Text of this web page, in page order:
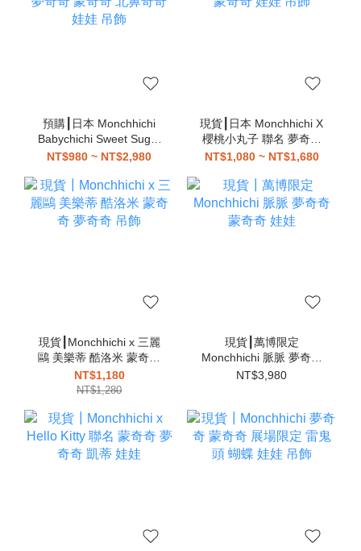
預購┃日本 Monchhichi
Babychichi Sweet Sugar
夢奇奇 蒙奇奇 北鼻奇奇
NT$980 ~ NT$2,980
現貨┃日本 Monchhichi X
櫻桃小丸子 聯名 夢奇奇
蒙奇奇 娃娃 吊飾
NT$1,080 ~ NT$1,680
現貨┃Monchhichi x 三麗
鷗 美樂蒂 酷洛米 蒙奇奇
夢奇奇 吊飾
NT$1,180
NT$1,280
現貨┃萬博限定
Monchhichi 脈脈 夢奇奇
蒙奇奇 娃娃
NT$3,980